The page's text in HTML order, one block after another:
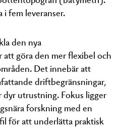
fem leveranser.
den nya
göra den mer flexibel och
Det innebär att
driftbegränsningar,
utrustning. Fokus ligger
forskning med en
för att underlätta praktisk